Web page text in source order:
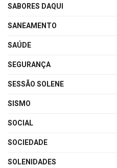
SABORES DAQUI
SANEAMENTO
SAÚDE
SEGURANÇA
SESSÃO SOLENE
SISMO
SOCIAL
SOCIEDADE
SOLENIDADES